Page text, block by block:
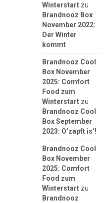
Winterstartzu
Brandnooz Box
November 2022:
Der Winter
kommt
Brandnooz Cool
Box November
2025: Comfort
Food zum
Winterstartzu
Brandnooz Cool
Box September
2023: O’zapft is‘!
Brandnooz Cool
Box November
2025: Comfort
Food zum
Winterstartzu
Brandnooz